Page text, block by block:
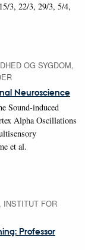
3, 22/3, 29/3, 5/4,
OG SYGDOM,
Neuroscience
Sound-induced
Alpha Oscillations
et al.
INSTITUT FOR
Professor